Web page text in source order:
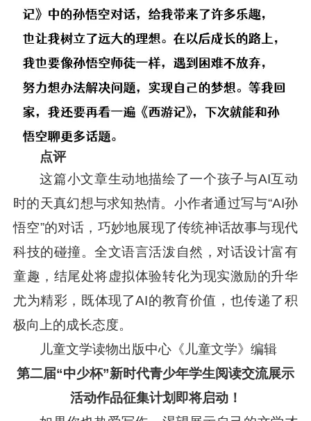
点评
这篇小文章生动地描绘了一个孩子与AI互动
时的天真幻想与求知热情。小作者通过写与“AI孙
悟空”的对话，巧妙地展现了传统神话故事与现代
科技的碰撞。全文语言活泼自然，对话设计富有
童趣，结尾处将虚拟体验转化为现实激励的升华
尤为精彩，既体现了AI的教育价值，也传递了积
极向上的成长态度。
儿童文学读物出版中心《儿童文学》编辑
第二届“中少杯”新时代青少年学生阅读交流展示
活动作品征集计划即将启动！